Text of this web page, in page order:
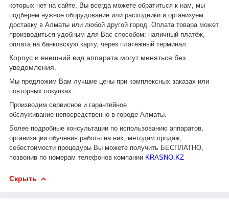
которых нет на сайте, Вы всегда можете обратиться к нам, мы
подберем нужное оборудование или расходники и организуем
доставку в Алматы или любой другой город. Оплата товара может
производиться удобным для Вас способом: наличный платёж,
оплата на банковскую карту, через платёжный терминал.
Корпус и внешний вид аппарата могут меняться без
уведомления.
Мы предложим Вам лучшие цены при комплексных заказах или
повторных покупках.
Производим сервисное и гарантийное
обслуживание непосредственно в городе Алматы.
Более подробные консультации по использованию аппаратов,
организации обучения работы на них, методам продаж,
себестоимости процедуры Вы можете получить БЕСПЛАТНО,
позвонив по номерам телефонов компании KRASNO.KZ
Скрыть